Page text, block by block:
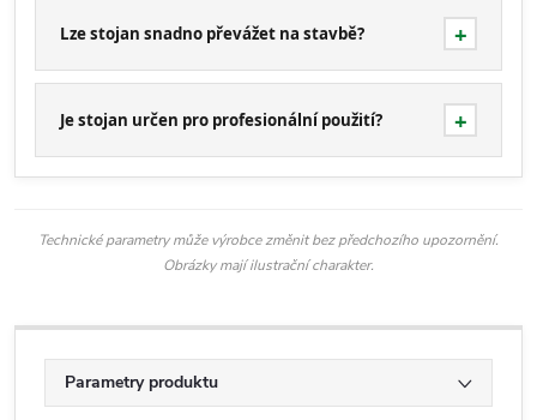
Lze stojan snadno převážet na stavbě?
Je stojan určen pro profesionální použití?
Technické parametry může výrobce změnit bez předchozího upozornění.
Obrázky mají ilustrační charakter.
Parametry produktu